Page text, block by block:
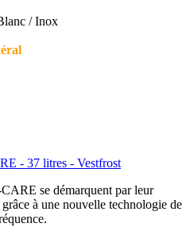
/ Inox
- 37 litres - Vestfrost
se démarquent par leur
à une nouvelle technologie de